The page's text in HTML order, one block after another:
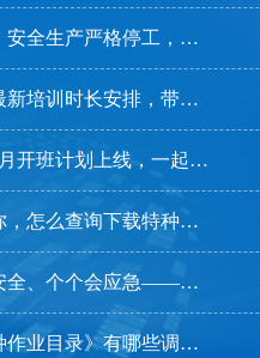
【紧急通知】台风来袭！安全生产严格停工，开班延期
【特种作业】各个工种最新培训时长安排，带你一览！
【开班详情】思特学校7月开班计划上线，一起来看看→
【证书查询】手把手教你，怎么查询下载特种作业操作证...
【安全生产月】人人讲安全、个个会应急——排查整治风...
【特种作业】新版《特种作业目录》有哪些调整？